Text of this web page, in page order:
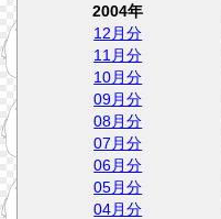
2004年
12月分
11月分
10月分
09月分
08月分
07月分
06月分
05月分
04月分